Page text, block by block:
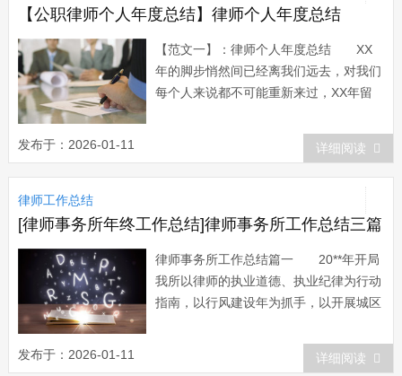
来，接...
【公职律师个人年度总结】律师个人年度总结
【范文一】：律师个人年度总结 XX
年的脚步悄然间已经离我们远去，对我们
每个人来说都不可能重新来过，XX年留
都是一部充满不同感情色彩的故事，留给
我们无限的回忆。XX年对自己来说是非
常幸运的，七月份告别了大学校园，使自
己的社会角色发生了根本的变化，也切实
的感受...
发布于：2026-01-11 详细阅读
律师工作总结
[律师事务所年终工作总结]律师事务所工作总结三篇
律师事务所工作总结篇一 20**年开局
我所以律师的执业道德、执业纪律为行动
指南，以行风建设年为抓手，以开展城区
紧紧围绕发展主题，准确把握公平正义的
内涵与构建和谐社会的目标要求，狠抓律
发布于：2026-01-11 详细阅读